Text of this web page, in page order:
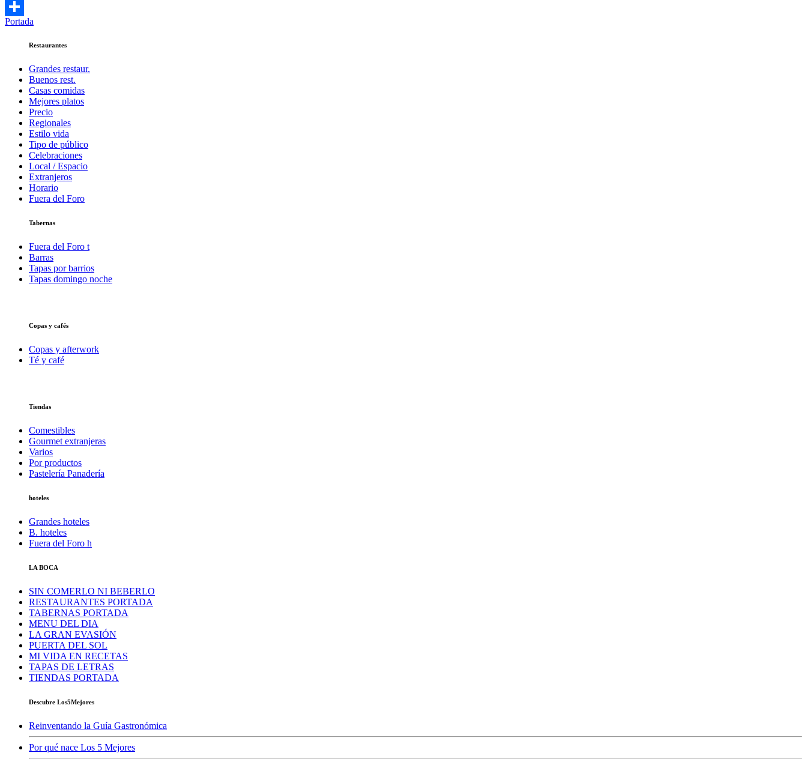
Twitter
Compartir
Portada
Restaurantes
Grandes restaur.
Buenos rest.
Casas comidas
Mejores platos
Precio
Regionales
Estilo vida
Tipo de público
Celebraciones
Local / Espacio
Extranjeros
Horario
Fuera del Foro
Tabernas
Fuera del Foro t
Barras
Tapas por barrios
Tapas domingo noche
Copas y cafés
Copas y afterwork
Té y café
Tiendas
Comestibles
Gourmet extranjeras
Varios
Por productos
Pastelería Panadería
hoteles
Grandes hoteles
B. hoteles
Fuera del Foro h
LA BOCA
SIN COMERLO NI BEBERLO
RESTAURANTES PORTADA
TABERNAS PORTADA
MENU DEL DIA
LA GRAN EVASIÓN
PUERTA DEL SOL
MI VIDA EN RECETAS
TAPAS DE LETRAS
TIENDAS PORTADA
Descubre Los5Mejores
Reinventando la Guía Gastronómica
Por qué nace Los 5 Mejores